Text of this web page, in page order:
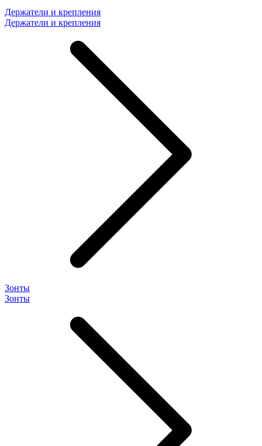
Держатели и крепления
Держатели и крепления
Зонты
Зонты